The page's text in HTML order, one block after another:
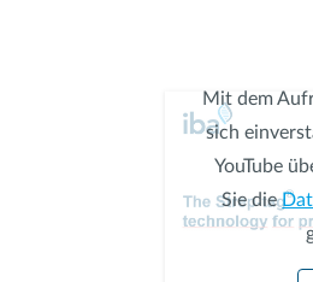
Mit dem
sich
YouTube
Sie die